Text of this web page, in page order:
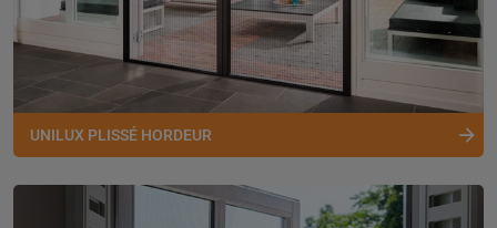
UNILUX PLISSÉ HORDEUR